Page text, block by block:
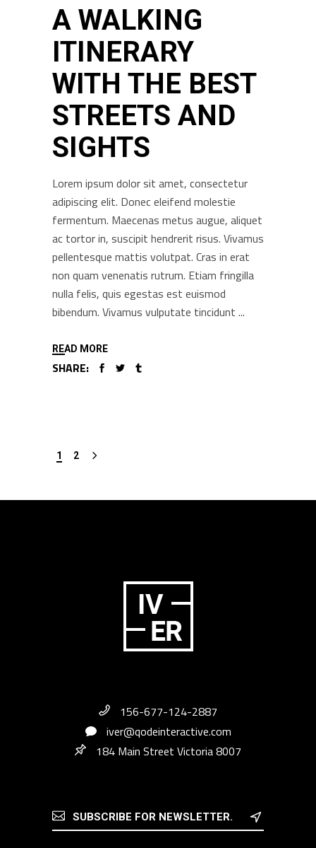
A WALKING
ITINERARY
WITH THE BEST
STREETS AND
SIGHTS
Lorem ipsum dolor sit amet, consectetur
adipiscing elit. Donec eleifend molestie
fermentum. Maecenas metus augue, aliquet
ac tortor in, suscipit hendrerit risus. Vivamus
pellentesque mattis volutpat. Cras in erat
non quam venenatis rutrum. Etiam fringilla
nulla felis, quis egestas est euismod
bibendum. Vivamus vulputate tincidunt
READ MORE
SHARE:
1 2
156-677-124-2887
iver@qodeinteractive.com
184 Main Street Victoria 8007